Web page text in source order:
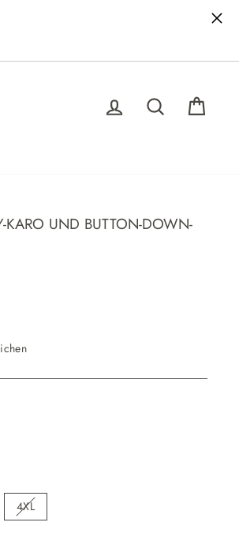
EINLOGGEN
SUCHE
KARO UND BUTTON-DOWN-
4XL